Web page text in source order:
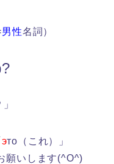
男性名詞）
это（これ）」
願いします(^O^)